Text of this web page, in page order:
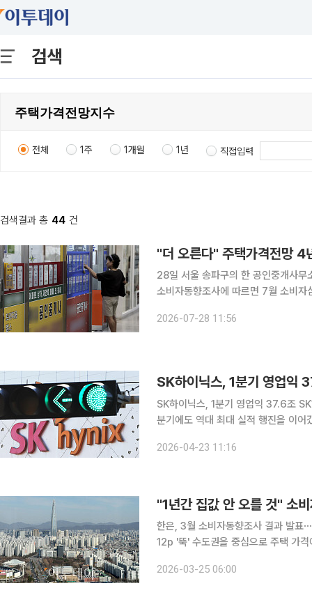
검색
전체 1주 1개월 1년 직접입력
검색결과 총 44 건
"더 오른다" 주택가격전망
28일 서울 송파구의 한 공인중개사무
소비자동향조사에 따르면 7월 소비
준이다. 고성준 기자 joonko1@
2026-07-28 11:56
SK하이닉스, 1분기 영업익 37.6조 SK하이닉스가 인공지능(AI) 반도체 수요 급증에 힘입어 올해 1
분기에도 역대 최대 실적 행진을 이
원으로 198.1% 증가해, 매출과 영업
2026-04-23 11:16
"1년간 집값 안 오를 것" 소
한은, 3월 소비자동향조사 결과 발
12p '뚝' 수도권을 중심으로 주택 가격에 대한 국내 소비자들의 기대가 하락세로 돌아선 것으로 나
재명 대통령이 연일 부동산 투기를 겨
2026-03-25 06:00